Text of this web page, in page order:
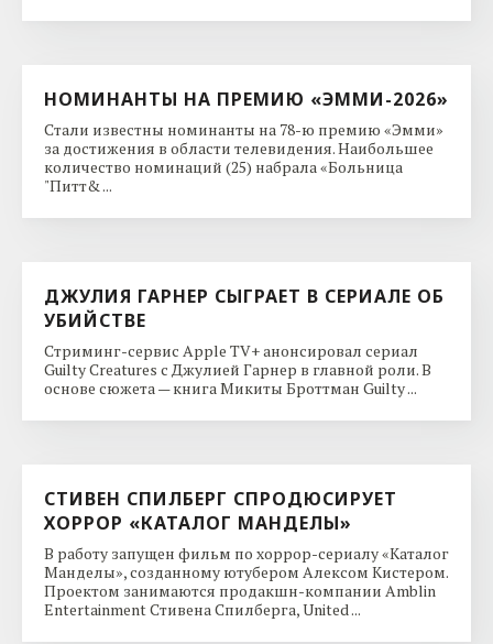
НОМИНАНТЫ НА ПРЕМИЮ «ЭММИ-2026»
Стали известны номинанты на 78-ю премию «Эмми»
за достижения в области телевидения. Наибольшее
количество номинаций (25) набрала «Больница
"Питт& ...
ДЖУЛИЯ ГАРНЕР СЫГРАЕТ В СЕРИАЛЕ ОБ
УБИЙСТВЕ
Стриминг-сервис Apple TV+ анонсировал сериал
Guilty Creatures с Джулией Гарнер в главной роли. В
основе сюжета — книга Микиты Броттман Guilty ...
СТИВЕН СПИЛБЕРГ СПРОДЮСИРУЕТ
ХОРРОР «КАТАЛОГ МАНДЕЛЫ»
В работу запущен фильм по хоррор-сериалу «Каталог
Манделы», созданному ютубером Алексом Кистером.
Проектом занимаются продакшн-компании Amblin
Entertainment Стивена Спилберга, United ...